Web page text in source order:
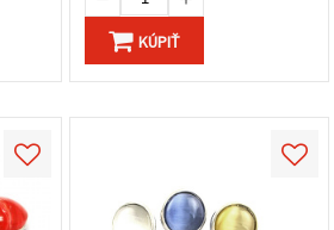
KÚPIŤ